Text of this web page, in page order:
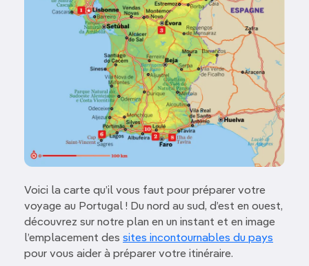
Voici la carte qu’il vous faut pour préparer votre
voyage au Portugal ! Du nord au sud, d’est en ouest,
découvrez sur notre plan en un instant et en image
l’emplacement des sites incontournables du pays
pour vous aider à préparer votre itinéraire.